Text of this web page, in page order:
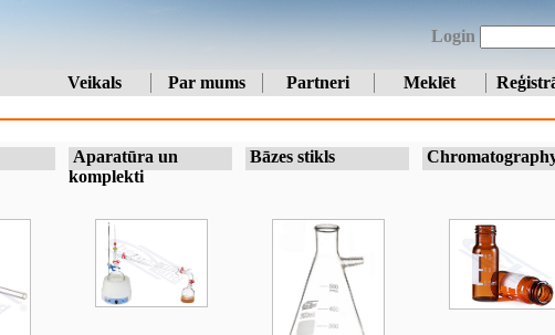
Login
Veikals Par mums Partneri Meklēt
Aparatūra un
komplekti
Bāzes stikls